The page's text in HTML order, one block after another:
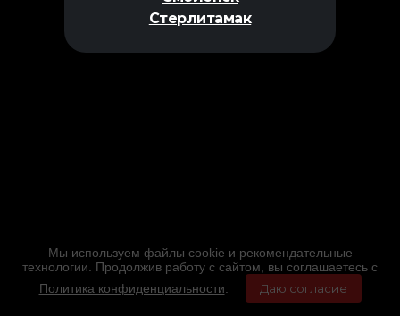
Стерлитамак
Мы используем файлы cookie и рекомендательные
технологии. Продолжив работу с сайтом, вы соглашаетесь с
Политика конфиденциальности
Даю согласие